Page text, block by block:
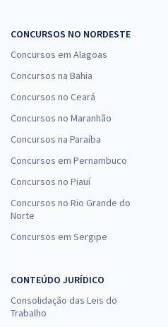
CONCURSOS NO NORDESTE
Concursos em Alagoas
Concursos na Bahia
Concursos no Ceará
Concursos no Maranhão
Concursos na Paraíba
Concursos em Pernambuco
Concursos no Piauí
Concursos no Rio Grande do
Norte
Concursos em Sergipe
CONTEÚDO JURÍDICO
Consolidação das Leis do
Trabalho